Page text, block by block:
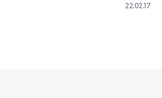
22.02.17